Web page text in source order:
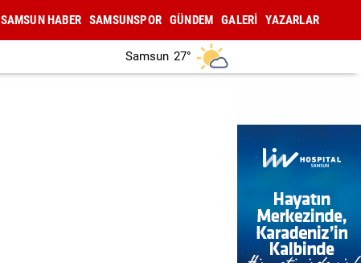
SAMSUN HABER SAMSUNSPOR GÜNDEM GALERİ YAZARLAR
Samsun 27°